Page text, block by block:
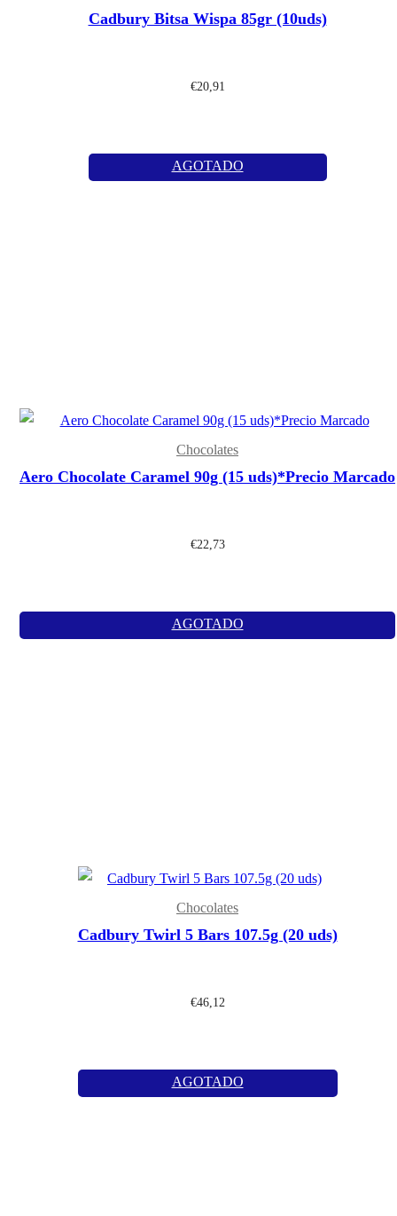
Cadbury Bitsa Wispa 85gr (10uds)
€20,91
AGOTADO
Chocolates
Aero Chocolate Caramel 90g (15 uds)*Precio Marcado
€22,73
AGOTADO
Chocolates
Cadbury Twirl 5 Bars 107.5g (20 uds)
€46,12
AGOTADO